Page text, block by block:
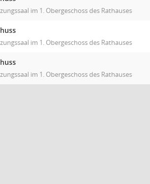
im 1. Obergeschoss des Rathauses
im 1. Obergeschoss des Rathauses
im 1. Obergeschoss des Rathauses